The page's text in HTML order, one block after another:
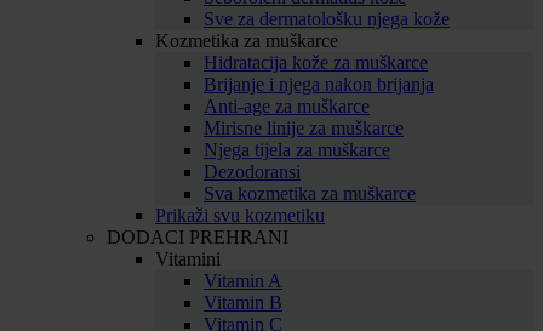
Sve za dermatološku njega kože
Kozmetika za muškarce
Hidratacija kože za muškarce
Brijanje i njega nakon brijanja
Anti-age za muškarce
Mirisne linije za muškarce
Njega tijela za muškarce
Dezodoransi
Sva kozmetika za muškarce
Prikaži svu kozmetiku
DODACI PREHRANI
Vitamini
Vitamin A
Vitamin B
Vitamin C